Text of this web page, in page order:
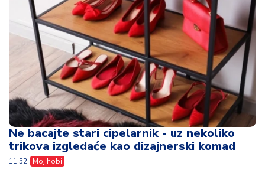
Ne bacajte stari cipelarnik - uz nekoliko
trikova izgledaće kao dizajnerski komad
11:52 Moj hobi